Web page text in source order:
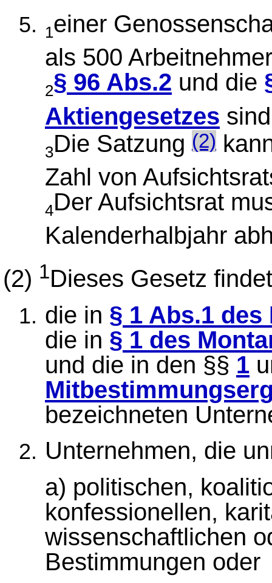
1einer
als 500
2§ 96 Abs.2 und die
Aktiengesetzes
3Die Satzung (2)
Zahl von
4Der Aufsichtsrat
Kalenderhalbjahr
(2) 1Dieses Gesetz
die in § 1 Abs.1
die in § 1 des
und die in den §§ 1
bezeichneten
Unternehmen, die
a) politischen,
konfessionellen,
wissenschaftlichen
Bestimmungen oder